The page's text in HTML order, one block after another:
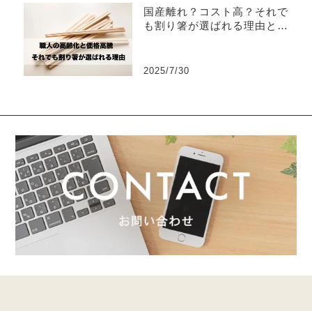
国産離れ？コスト高？それで
も割り箸が選ばれる理由とは
2025/7/30